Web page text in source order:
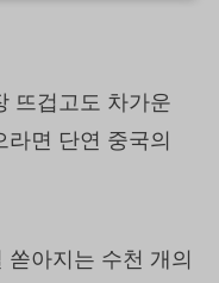
뜨겁고도 차가운
면 단연 중국의
아지는 수천 개의